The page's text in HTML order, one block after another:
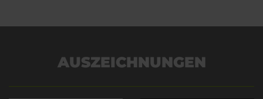
AUSZEICHNUNGEN